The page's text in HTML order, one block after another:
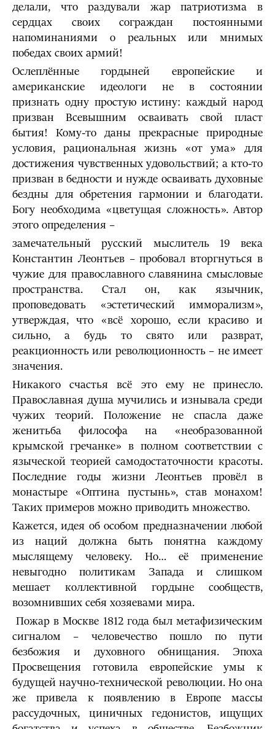
делали, что раздували жар патриотизма в
сердцах своих сограждан постоянными
напоминаниями о реальных или мнимых
победах своих армий!
Ослеплённые гордыней европейские и
американские идеологи не в состоянии
признать одну простую истину: каждый народ
призван Всевышним осваивать свой пласт
бытия! Кому-то даны прекрасные природные
условия, рациональная жизнь «от ума» для
достижения чувственных удовольствий; а кто-то
призван в бедности и нужде осваивать духовные
бездны для обретения гармонии и благодати.
Богу необходима «цветущая сложность». Автор
этого определения –
замечательный русский мыслитель 19 века
Константин Леонтьев – пробовал вторгнуться в
чужие для православного славянина смысловые
пространства. Стал он, как язычник,
проповедовать «эстетический имморализм»,
утверждая, что «всё хорошо, если красиво и
сильно, а будь то свято или разврат,
реакционность или революционность – не имеет
значения.
Никакого счастья всё это ему не принесло.
Православная душа мучились и изнывала среди
чужих теорий. Положение не спасла даже
женитьба философа на «необразованной
крымской гречанке» в полном соответствии с
языческой теорией самодостаточности красоты.
Последние годы жизни Леонтьев провёл в
монастыре «Оптина пустынь», став монахом!
Таких примеров можно приводить множество.
Кажется, идея об особом предназначении любой
из наций должна быть понятна каждому
мыслящему человеку. Но… её применение
невыгодно политикам Запада и слишком
мешает коллективной гордыне сообществ,
возомнивших себя хозяевами мира.
Пожар в Москве 1812 года был метафизическим
сигналом – человечество пошло по пути
безбожия и духовного обнищания. Эпоха
Просвещения готовила европейские умы к
будущей научно-технической революции. Но она
же привела к появлению в Европе массы
рассудочных, циничных гедонистов, ищущих